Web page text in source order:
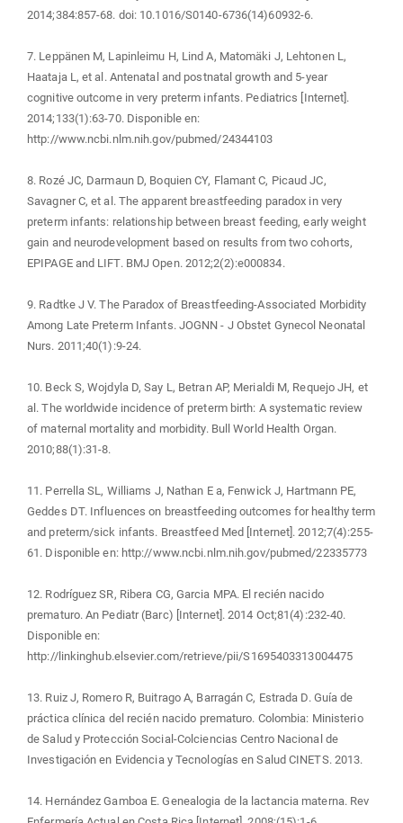
2014;384:857-68. doi: 10.1016/S0140-6736(14)60932-6.
7. Leppänen M, Lapinleimu H, Lind A, Matomäki J, Lehtonen L,
Haataja L, et al. Antenatal and postnatal growth and 5-year
cognitive outcome in very preterm infants. Pediatrics [Internet].
2014;133(1):63-70. Disponible en:
http://www.ncbi.nlm.nih.gov/pubmed/24344103
8. Rozé JC, Darmaun D, Boquien CY, Flamant C, Picaud JC,
Savagner C, et al. The apparent breastfeeding paradox in very
preterm infants: relationship between breast feeding, early weight
gain and neurodevelopment based on results from two cohorts,
EPIPAGE and LIFT. BMJ Open. 2012;2(2):e000834.
9. Radtke J V. The Paradox of Breastfeeding-Associated Morbidity
Among Late Preterm Infants. JOGNN - J Obstet Gynecol Neonatal
Nurs. 2011;40(1):9-24.
10. Beck S, Wojdyla D, Say L, Betran AP, Merialdi M, Requejo JH, et
al. The worldwide incidence of preterm birth: A systematic review
of maternal mortality and morbidity. Bull World Health Organ.
2010;88(1):31-8.
11. Perrella SL, Williams J, Nathan E a, Fenwick J, Hartmann PE,
Geddes DT. Influences on breastfeeding outcomes for healthy term
and preterm/sick infants. Breastfeed Med [Internet]. 2012;7(4):255-
61. Disponible en: http://www.ncbi.nlm.nih.gov/pubmed/22335773
12. Rodríguez SR, Ribera CG, Garcia MPA. El recién nacido
prematuro. An Pediatr (Barc) [Internet]. 2014 Oct;81(4):232-40.
Disponible en:
http://linkinghub.elsevier.com/retrieve/pii/S1695403313004475
13. Ruiz J, Romero R, Buitrago A, Barragán C, Estrada D. Guía de
práctica clínica del recién nacido prematuro. Colombia: Ministerio
de Salud y Protección Social-Colciencias Centro Nacional de
Investigación en Evidencia y Tecnologías en Salud CINETS. 2013.
14. Hernández Gamboa E. Genealogia de la lactancia materna. Rev